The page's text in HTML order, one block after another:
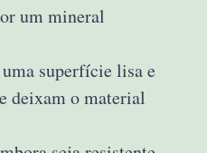
um mineral
superfície lisa e
deixam o material